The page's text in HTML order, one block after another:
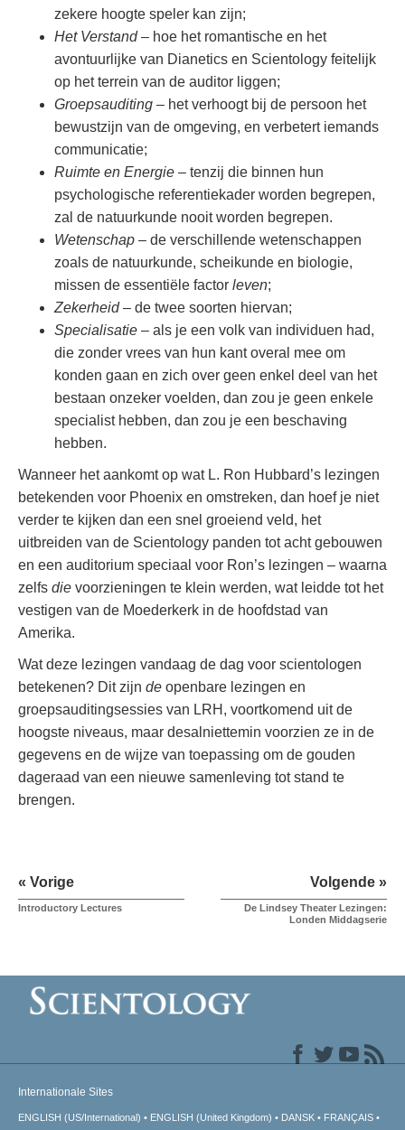
zekere hoogte speler kan zijn;
Het Verstand– hoe het romantische en het
avontuurlijke van Dianetics en Scientology feitelijk
op het terrein van de auditor liggen;
Groepsauditing – het verhoogt bij de persoon het
bewustzijn van de omgeving, en verbetert iemands
communicatie;
Ruimte en Energie – tenzij die binnen hun
psychologische referentiekader worden begrepen,
zal de natuurkunde nooit worden begrepen.
Wetenschap – de verschillende wetenschappen
zoals de natuurkunde, scheikunde en biologie,
missen de essentiële factor leven;
Zekerheid– de twee soorten hiervan;
Specialisatie – als je een volk van individuen had,
die zonder vrees van hun kant overal mee om
konden gaan en zich over geen enkel deel van het
bestaan onzeker voelden, dan zou je geen enkele
specialist hebben, dan zou je een beschaving
hebben.
Wanneer het aankomt op wat L. Ron Hubbard’s lezingen
betekenden voor Phoenix en omstreken, dan hoef je niet
verder te kijken dan een snel groeiend veld, het
uitbreiden van de Scientology panden tot acht gebouwen
en een auditorium speciaal voor Ron’s lezingen – waarna
zelfs die voorzieningen te klein werden, wat leidde tot het
vestigen van de Moederkerk in de hoofdstad van
Amerika.
Wat deze lezingen vandaag de dag voor scientologen
betekenen? Dit zijn de openbare lezingen en
groepsauditingsessies van LRH, voortkomend uit de
hoogste niveaus, maar desalniettemin voorzien ze in de
gegevens en de wijze van toepassing om de gouden
dageraad van een nieuwe samenleving tot stand te
brengen.
« Vorige
Introductory Lectures
Volgende »
De Lindsey Theater Lezingen:
Londen Middagserie
Internationale Sites
ENGLISH (US/International) ENGLISH (United Kingdom) DANSK FRANÇAIS